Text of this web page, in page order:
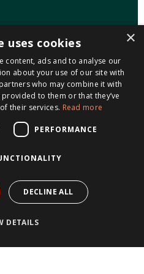
×
uses cookies
content, ads and to analyse our
about your use of our site with
who may combine it with
to them or that they’ve
their services. Read more
PERFORMANCE
DECLINE ALL
DETAILS